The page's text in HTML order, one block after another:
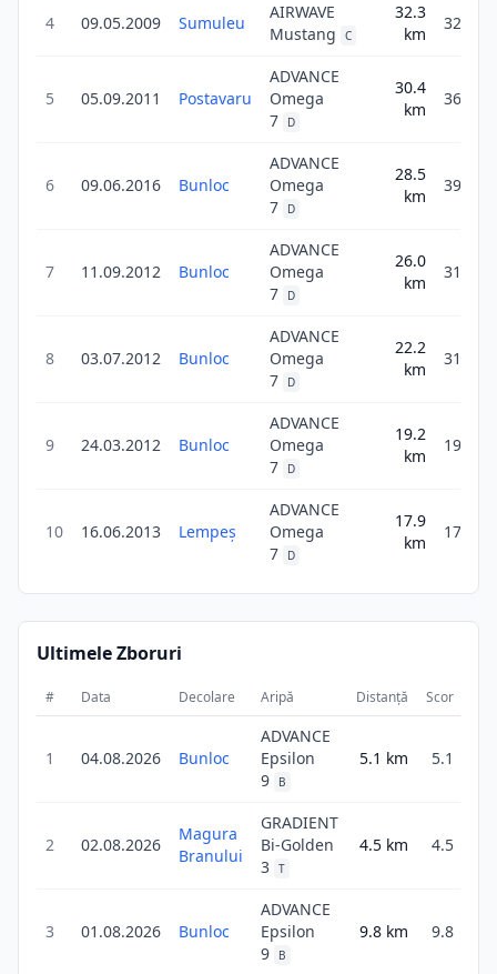
4 09.05.2009 Sumuleu
AIRWAVE
Mustang
C
32.3
km
32.3
5 05.09.2011 Postavaru
ADVANCE
Omega
7
D
30.4
km
36.4
6 09.06.2016 Bunloc
ADVANCE
Omega
7
D
28.5
km
39.9
7 11.09.2012 Bunloc
ADVANCE
Omega
7
D
26.0
km
31.2
8 03.07.2012 Bunloc
ADVANCE
Omega
7
D
22.2
km
31.0
9 24.03.2012 Bunloc
ADVANCE
Omega
7
D
19.2
km
19.2
10 16.06.2013 Lempeş
ADVANCE
Omega
7
D
17.9
km
17.9
Ultimele Zboruri
# Data Decolare Aripă Distanță Scor
1 04.08.2026 Bunloc
ADVANCE
Epsilon
9
B
5.1 km 5.1
2 02.08.2026
Magura
Branului
GRADIENT
Bi-Golden
3 T
4.5 km 4.5
3 01.08.2026 Bunloc
ADVANCE
Epsilon
9
B
9.8 km 9.8